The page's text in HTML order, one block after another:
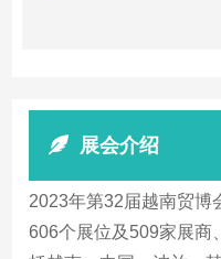
展会介绍
2023年第32届越南贸博
606个展位及509家展商